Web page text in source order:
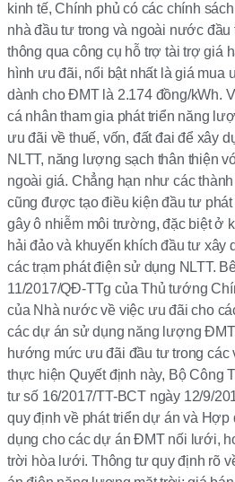
kinh tế, Chính phủ có các chính
nhà đầu tư trong và ngoài nước
thông qua công cụ hỗ trợ tài trợ giá
hình ưu đãi, nổi bật nhất là giá mua
dành cho ĐMT là 2.174 đồng/kWh.
cá nhân tham gia phát triển năng
ưu đãi về thuế, vốn, đất đai để xây
NLTT, năng lượng sạch thân thiện
ngoài giá. Chẳng hạn như các
cũng được tạo điều kiện đầu tư
gây ô nhiễm môi trường, đặc biệt ở
hải đảo và khuyến khích đầu tư
các trạm phát điện sử dụng NLTT.
11/2017/QĐ-TTg của Thủ tướng
của Nhà nước về việc ưu đãi cho
các dự án sử dụng năng lượng
hướng mức ưu đãi đầu tư trong các
thực hiện Quyết định này, Bộ Công
tư số 16/2017/TT-BCT ngày 12/9/
quy định về phát triển dự án và Hợp
dụng cho các dự án ĐMT nối lưới,
trời hòa lưới. Thông tư quy định rõ